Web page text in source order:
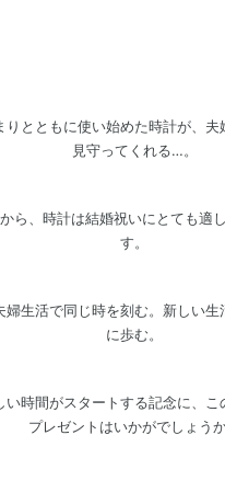
りとともに使い始めた時計が、
見守ってくれる…。
ら、時計は結婚祝いにとても適
す。
婦生活で同じ時を刻む。新しい
に歩む。
い時間がスタートする記念に、こ
プレゼントはいかがでしょうか